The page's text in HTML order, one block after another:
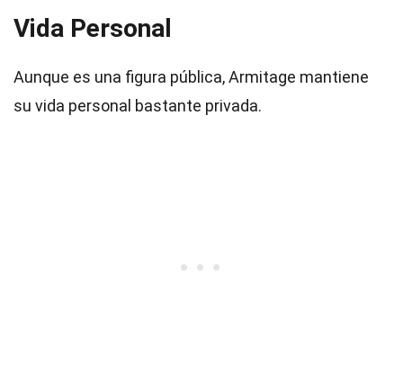
Vida Personal
Aunque es una figura pública, Armitage mantiene
su vida personal bastante privada.